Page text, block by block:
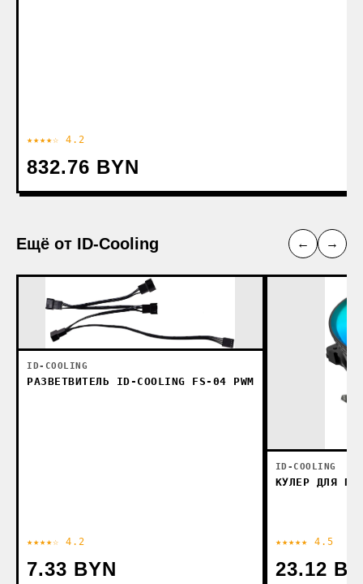
★★★★☆ 4.2
832.76 BYN
Ещё от ID-Cooling ← →
ID-COOLING
РАЗВЕТВИТЕЛЬ ID-COOLING FS-04 PWM
★★★★☆ 4.2
7.33 BYN
ID-COOLING
КУЛЕР ДЛЯ
★★★★★ 4.5
23.12